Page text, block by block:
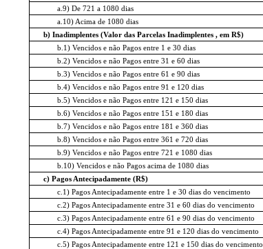
a.9) De 721 a 1080 dias
a.10) Acima de 1080 dias
b) Inadimplentes (Valor das Parcelas Inadimplentes , em R$)
b.1) Vencidos e não Pagos entre 1 e 30 dias
b.2) Vencidos e não Pagos entre 31 e 60 dias
b.3) Vencidos e não Pagos entre 61 e 90 dias
b.4) Vencidos e não Pagos entre 91 e 120 dias
b.5) Vencidos e não Pagos entre 121 e 150 dias
b.6) Vencidos e não Pagos entre 151 e 180 dias
b.7) Vencidos e não Pagos entre 181 e 360 dias
b.8) Vencidos e não Pagos entre 361 e 720 dias
b.9) Vencidos e não Pagos entre 721 e 1080 dias
b.10) Vencidos e não Pagos acima de 1080 dias
c) Pagos Antecipadamente (R$)
c.1) Pagos Antecipadamente entre 1 e 30 dias do vencimento
c.2) Pagos Antecipadamente entre 31 e 60 dias do vencimento
c.3) Pagos Antecipadamente entre 61 e 90 dias do vencimento
c.4) Pagos Antecipadamente entre 91 e 120 dias do vencimento
c.5) Pagos Antecipadamente entre 121 e 150 dias do vencimento